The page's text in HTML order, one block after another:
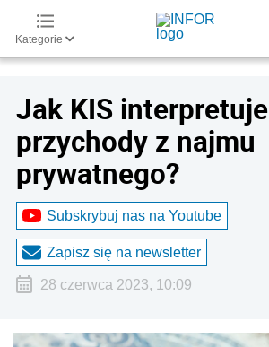
Kategorie
Jak KIS interpretuje
przychody z najmu
prywatnego?
Subskrybuj nas na Youtube
Zapisz się na newsletter
28 czerwca 2023, 10:09